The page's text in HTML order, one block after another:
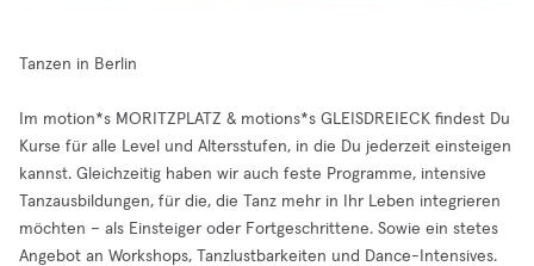
Tanzen in Berlin
Im motion*s MORITZPLATZ & motions*s GLEISDREIECK findest Du
Kurse für alle Level und Altersstufen, in die Du jederzeit einsteigen
kannst. Gleichzeitig haben wir auch feste Programme, intensive
Tanzausbildungen, für die, die Tanz mehr in Ihr Leben integrieren
möchten – als Einsteiger oder Fortgeschrittene. Sowie ein stetes
Angebot an Workshops, Tanzlustbarkeiten und Dance-Intensives.